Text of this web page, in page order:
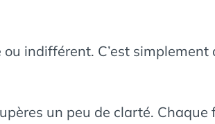
indifférent. C’est
un peu de clarté. Chaque